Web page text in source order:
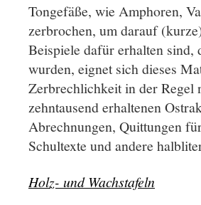
Tongefäße, wie Amphoren,
zerbrochen, um darauf
Beispiele dafür erhalten sind,
wurden, eignet sich dieses
Zerbrechlichkeit in der Regel
zehntausend erhaltenen
Abrechnungen, Quittungen
Schultexte und andere
Holz- und Wachstafeln